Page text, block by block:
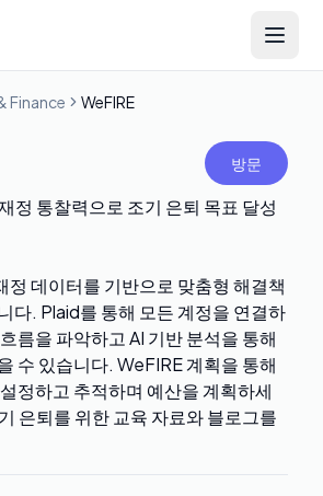
Open
Finance WeFIRE
방문
정 통찰력으로 조기 은퇴 목표 달성
정 데이터를 기반으로 맞춤형 해결책
다. Plaid를 통해 모든 계정을 연결하
름을 파악하고 AI 기반 분석을 통해
수 있습니다. WeFIRE 계획을 통해
정하고 추적하며 예산을 계획하세
은퇴를 위한 교육 자료와 블로그를